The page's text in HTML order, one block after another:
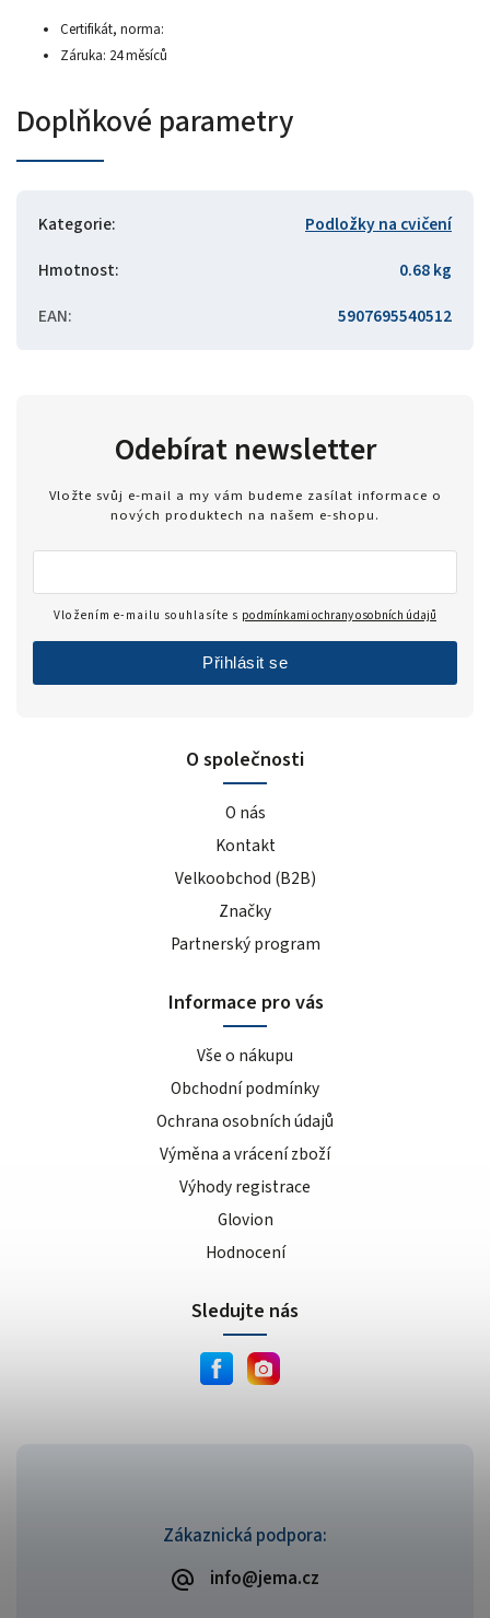
Certifikát, norma:
Záruka: 24 měsíců
Doplňkové parametry
Kategorie:
Podložky na cvičení
Hmotnost:
0.68 kg
EAN: 5907695540512
Zákaznická podpora:
info@jema.cz
O společnosti
O nás
Kontakt
Velkoobchod (B2B)
Značky
Partnerský program
Informace pro vás
Vše o nákupu
Obchodní podmínky
Ochrana osobních údajů
Výměna a vrácení zboží
Výhody registrace
Glovion
Hodnocení
Odebírat newsletter
Vložte svůj e-mail a my vám budeme zasílat informace o
nových produktech na našem e-shopu.
Vložením e-mailu souhlasíte s podmínkami ochrany osobních údajů
Přihlásit se
Sledujte nás